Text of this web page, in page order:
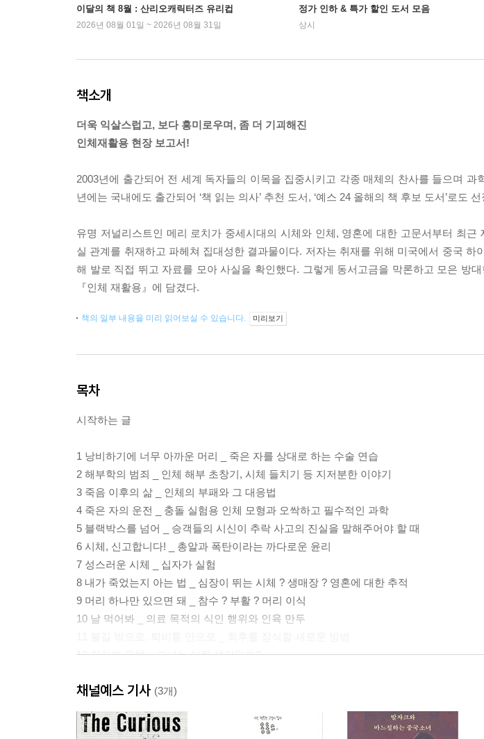
이달의 책 8월 : 산리오캐릭터즈 유리컵
2026년 08월 01일 ~ 2026년 08월 31일
정가 인하 & 특가 할인 도서 모음
상시
책소개
더욱 익살스럽고, 보다 흥미로우며, 좀 더 기괴해진
인체재활용 현장 보고서!
2003년에 출간되어 전 세계 독자들의 이목을 집중시키고 각종 매체의 찬사를 들으며
년에는 국내에도 출간되어 ‘책 읽는 의사’ 추천 도서, ‘예스 24 올해의 책 후보 도서’로도
유명 저널리스트인 메리 로치가 중세시대의 시체와 인체, 영혼에 대한 고문서부터 최
실 관계를 취재하고 파헤쳐 집대성한 결과물이다. 저자는 취재를 위해 미국에서 중국
해 발로 직접 뛰고 자료를 모아 사실을 확인했다. 그렇게 동서고금을 막론하고 모은 방
『인체 재활용』에 담겼다.
책의 일부 내용을 미리 읽어보실 수 있습니다. 미리보기
목차
시작하는 글
1 낭비하기에 너무 아까운 머리 _ 죽은 자를 상대로 하는 수술 연습
2 해부학의 범죄 _ 인체 해부 초창기, 시체 들치기 등 지저분한 이야기
3 죽음 이후의 삶 _ 인체의 부패와 그 대응법
4 죽은 자의 운전 _ 충돌 실험용 인체 모형과 오싹하고 필수적인 과학
5 블랙박스를 넘어 _ 승객들의 시신이 추락 사고의 진실을 말해주어야 할 때
6 시체, 신고합니다! _ 총알과 폭탄이라는 까다로운 윤리
7 성스러운 시체 _ 십자가 실험
8 내가 죽었는지 아는 법 _ 심장이 뛰는 시체 ? 생매장 ? 영혼에 대한 추적
9 머리 하나만 있으면 돼 _ 참수 ? 부활 ? 머리 이식
10 날 먹어봐 _ 의료 목적의 식인 행위와 인육 만두
12 저자의 유해 _ 그녀는 어쩔 생각일까?
참고문헌
채널예스 기사 (3개)